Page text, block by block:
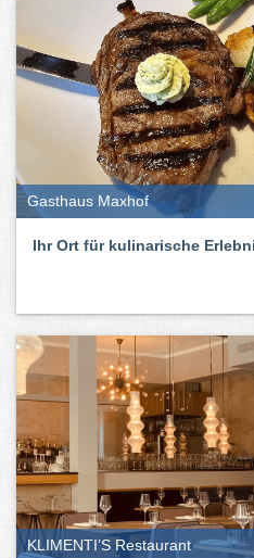
Gasthaus Maxhof
Ihr Ort für kulinarische
KLIMENTI’S Restaurant